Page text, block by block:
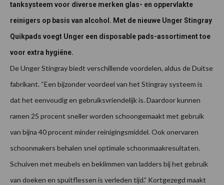
tanksysteem voor diverse merken glas- en oppervlakte
reinigers op basis van alcohol. Met de nieuwe Unger Stingray
Quikpads voegt Unger een disposable pads-assortiment toe
voor extra hygiëne.
De Unger Stingray biedt verschillende voordelen, aldus de Duitse
fabrikant. “Een bijzonder voordeel van het Stingray systeem is
dat het eenvoudig en gebruiksvriendelijk is. Daardoor kunnen
ramen 25 procent sneller worden schoongemaakt met gebruik
van bijna 40 procent minder reinigingsmiddel. Ook onervaren
schoonmakers behalen snel optimale schoonmaakresultaten.
Schuiven met meubels en beklimmen van ladders bij het gebruik
van doeken en spuitflessen is verleden tijd.” Kortgezegd maakt